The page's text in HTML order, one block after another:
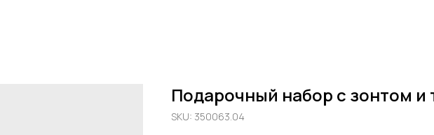
Подарочный набор с зонтом и
SKU: 350063.04